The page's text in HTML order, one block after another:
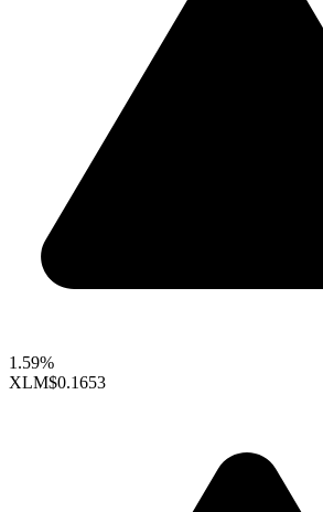
1.59%
XLM$0.1653